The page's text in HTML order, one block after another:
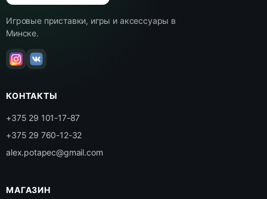
Игровые приставки, игры и аксессуары в
Минске.
КОНТАКТЫ
+375 29 101-17-87
+375 29 760-12-32
alex.potapec@gmail.com
МАГАЗИН